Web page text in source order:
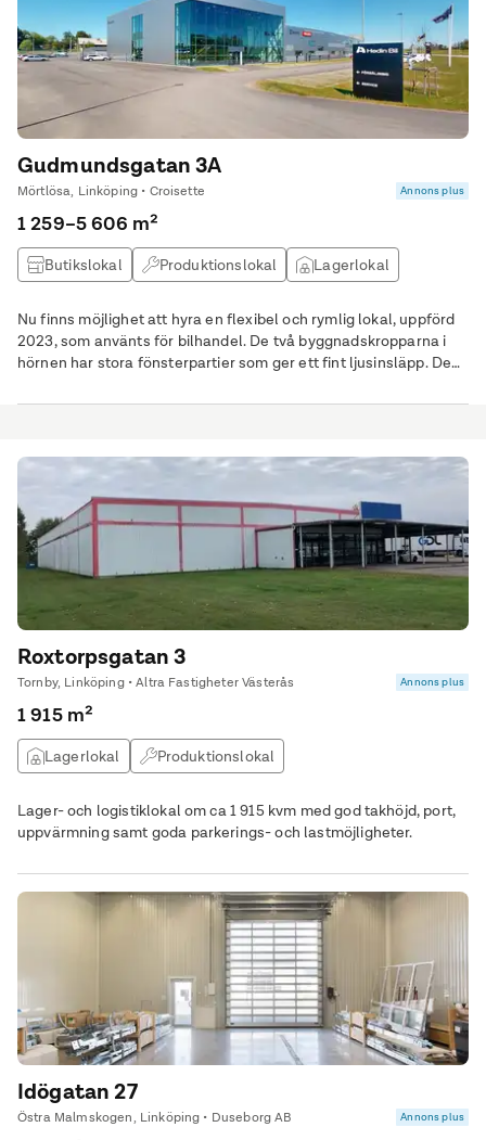
Gudmundsgatan 3A
Mörtlösa, Linköping • Croisette Annons plus
1 259–5 606 m²
Butikslokal Produktionslokal
Lagerlokal
Nu finns möjlighet att hyra en flexibel och rymlig lokal, uppförd
2023, som använts för bilhandel. De två byggnadskropparna i
hörnen har stora fönsterpartier som ger ett fint ljusinsläpp. Den
samt två entresolplan, placerade ovanför byggnadskropparna i
Roxtorpsgatan 3
Tornby, Linköping • Altra Fastigheter Västerås Annons plus
1 915 m²
Lagerlokal Produktionslokal
Lager- och logistiklokal om ca 1 915 kvm med god takhöjd, port,
uppvärmning samt goda parkerings- och lastmöjligheter.
Idögatan 27
Östra Malmskogen, Linköping • Duseborg AB Annons plus